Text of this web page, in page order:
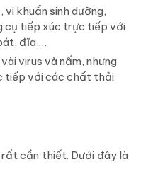
khuẩn sinh dưỡng,
cụ tiếp xúc trực tiếp với
đĩa,…
virus và nấm, nhưng
tiếp với các chất thải
rất cần thiết. Dưới đây là